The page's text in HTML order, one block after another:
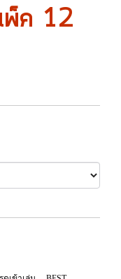
พ็ค 12